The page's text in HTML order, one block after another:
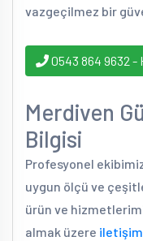
vazgeçilmez bir
0543 864 9632 -
Merdiven
Bilgisi
Profesyonel
uygun ölçü ve
ürün ve
almak üzere iletişim